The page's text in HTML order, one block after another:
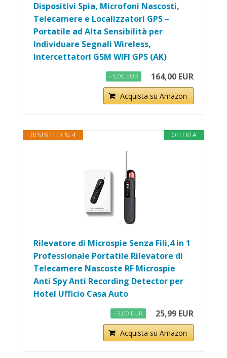
Dispositivi Spia, Microfoni Nascosti,
Telecamere e Localizzatori GPS –
Portatile ad Alta Sensibilità per
Individuare Segnali Wireless,
Intercettatori GSM WIFI GPS (AK)
−5,00 EUR 164,00 EUR
Acquista su Amazon
OFFERTA
BESTSELLER N. 4
Rilevatore di Microspie Senza Fili,4 in 1
Professionale Portatile Rilevatore di
Telecamere Nascoste RF Microspie
Anti Spy Anti Recording Detector per
Hotel Ufficio Casa Auto
−3,00 EUR 25,99 EUR
Acquista su Amazon